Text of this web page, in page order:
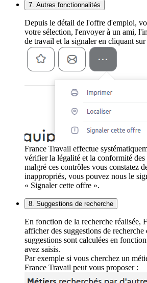
7. Autres fonctionnalités
Depuis le détail de l'offre d'emploi,
votre sélection, l'envoyer à un ami,
de travail et la signaler en cliquant sur
France Travail effectue
vérifier la légalité et la conformité
malgré ces contrôles vous constatez
inappropriés, vous pouvez nous le
« Signaler cette offre ».
8. Suggestions de recherche
En fonction de la recherche réalisée,
afficher des suggestions de recherche
suggestions sont calculées en
avez saisis.
Par exemple si vous cherchez un
France Travail peut vous proposer :